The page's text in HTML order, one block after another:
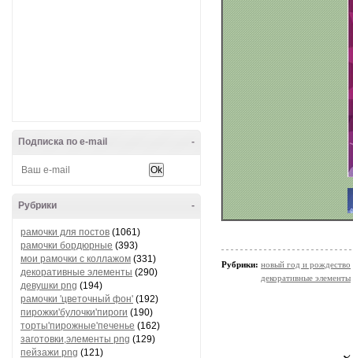
-
Подписка по e-mail
-
Рубрики
рамочки для постов (1061)
рамочки бордюрные (393)
мои рамочки с коллажом (331)
декоративные элементы (290)
девушки png (194)
рамочки 'цветочный фон' (192)
пирожки'булочки'пироги (190)
торты'пирожные'печенье (162)
заготовки,элементы png (129)
пейзажи png (121)
Рубрики: новый год и рождество
декоративные элементы